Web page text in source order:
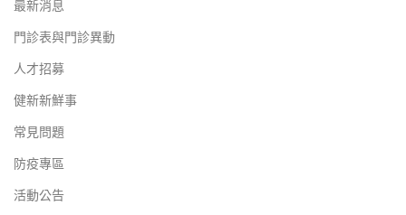
最新消息
門診表與門診異動
人才招募
健新新鮮事
常見問題
防疫專區
活動公告